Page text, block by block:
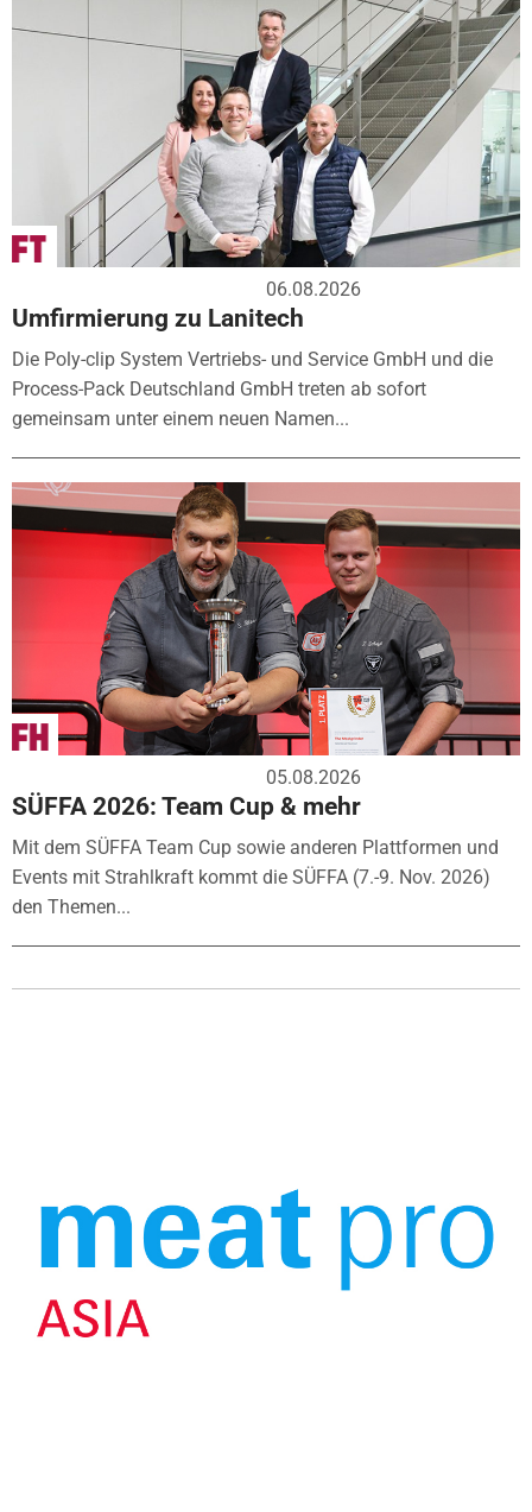
06.08.2026
Umfirmierung zu Lanitech
Die Poly-clip System Vertriebs- und Service GmbH und die
Process-Pack Deutschland GmbH treten ab sofort
gemeinsam unter einem neuen Namen...
05.08.2026
SÜFFA 2026: Team Cup & mehr
Mit dem SÜFFA Team Cup sowie anderen Plattformen und
Events mit Strahlkraft kommt die SÜFFA (7.-9. Nov. 2026)
den Themen...